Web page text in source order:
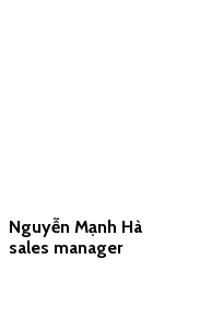
Nguyễn Mạnh Hà
sales manager